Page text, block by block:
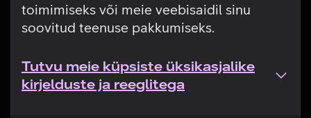
toimimiseks või meie veebisaidil sinu
soovitud teenuse pakkumiseks.
Tutvu meie küpsiste üksikasjalike
kirjelduste ja reeglitega